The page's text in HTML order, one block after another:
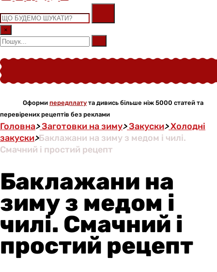
×
Оформи передплату та дивись більше ніж 5000 статей та
перевірених рецептів без реклами
Головна>Заготовки на зиму>Закуски>Холодні
закуски>Баклажани на зиму з медом і чилі.
Смачний і простий рецепт
Баклажани на
зиму з медом і
чилі. Смачний і
простий рецепт